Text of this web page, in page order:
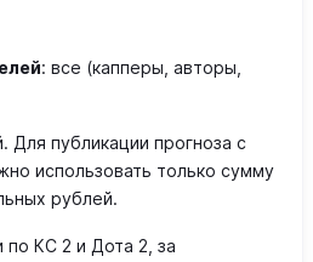
: все (капперы, авторы,
Для публикации прогноза с
использовать только сумму
рублей.
КС 2 и Дота 2, за